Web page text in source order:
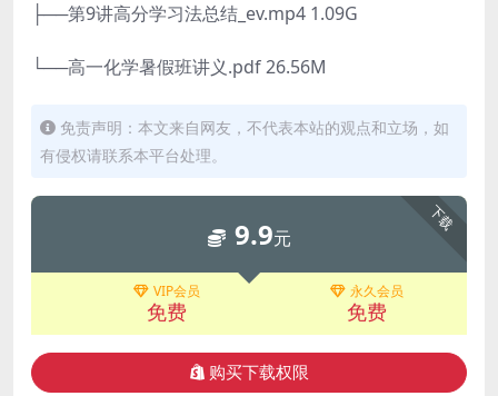
├──第9讲高分学习法总结_ev.mp4 1.09G
└──高一化学暑假班讲义.pdf 26.56M
免责声明：本文来自网友，不代表本站的观点和立场，如
有侵权请联系本平台处理。
下载
9.9元
VIP会员
免费
永久会员
免费
购买下载权限